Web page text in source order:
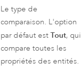
Le type de
comparaison. L'option
par défaut est Tout, qui
compare toutes les
propriétés des entités.